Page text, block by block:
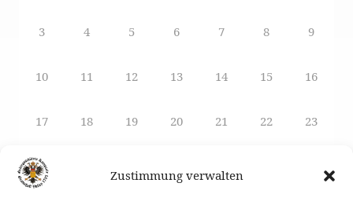
Zustimmung verwalten
3 4 5 6 7 8 9
10 11 12 13 14 15 16
17 18 19 20 21 22 23
24